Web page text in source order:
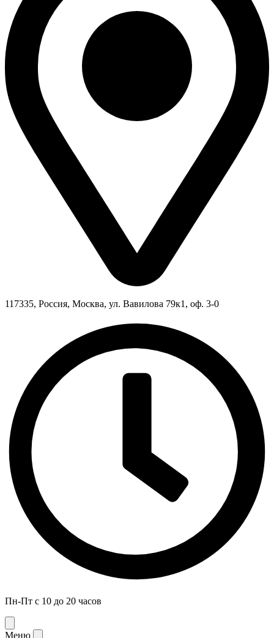
117335, Россия, Москва, ул. Вавилова 79к1, оф. 3-0
Пн-Пт с 10 до 20 часов
Меню